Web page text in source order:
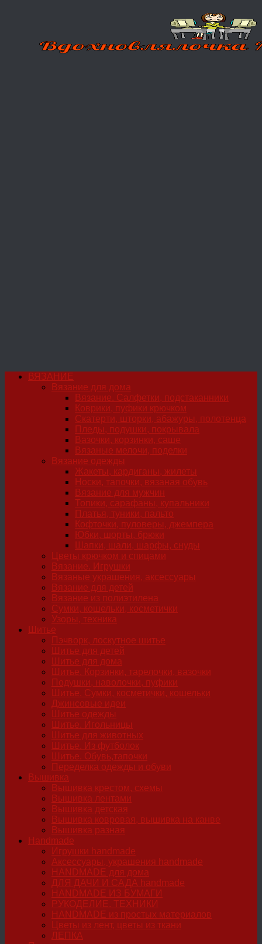
ВЯЗАНИЕ
Вязание для дома
Вязание. Салфетки, подстаканники
Коврики, пуфики крючком
Скатерти, шторки, абажуры, полотенца
Пледы, подушки, покрывала
Вазочки, корзинки, саше
Вязаные мелочи, поделки
Вязание одежды
Жакеты, кардиганы, жилеты
Носки, тапочки, вязаная обувь
Вязание для мужчин
Топики, сарафаны, купальники
Платья, туники, пальто
Кофточки, пуловеры, джемпера
Юбки, шорты, брюки
Шапки, шали, шарфы, снуды
Цветы крючком и спицами
Вязание. Игрушки
Вязаные украшения, аксессуары
Вязание для детей
Вязание из полиэтилена
Сумки, кошельки, косметички
Узоры, техника
Шитье
Пэчворк, лоскутное шитье
Шитье для детей
Шитье для дома
Шитье. Корзинки, тарелочки, вазочки
Подушки, наволочки, пуфики
Шитье. Сумки, косметички, кошельки
Джинсовые идеи
Шитье одежды
Шитье. Игольницы
Шитье для животных
Шитье. Из футболок
Шитье. Обувь,тапочки
Переделка одежды и обуви
Вышивка
Вышивка крестом, схемы
Вышивка лентами
Вышивка детская
Вышивка ковровая, вышивка на канве
Вышивка разная
Handmade
Игрушки handmade
Аксессуары, украшения handmade
HANDMADE для дома
ДЛЯ ДАЧИ И САДА handmade
HANDMADE ИЗ БУМАГИ
РУКОДЕЛИЕ. ТЕХНИКИ
HANDMADE из простых материалов
Цветы из лент, цветы из ткани
ЛЕПКА